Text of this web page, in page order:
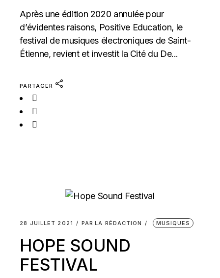
Après une édition 2020 annulée pour
d’évidentes raisons, Positive Education, le
festival de musiques électroniques de Saint-
Étienne, revient et investit la Cité du De...
PARTAGER
28 JUILLET 2021 PAR LA RÉDACTION MUSIQUES
HOPE SOUND
FESTIVAL